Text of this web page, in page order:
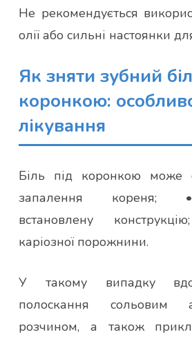
Не рекомендується
олії або сильні настоянки
Як зняти зубний
коронкою:
лікування
Біль під коронкою може
запалення кореня;
встановлену
каріозної порожнини.
У такому випадку
полоскання сольовим
розчином, а також